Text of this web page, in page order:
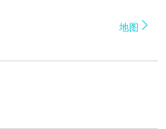
地图 